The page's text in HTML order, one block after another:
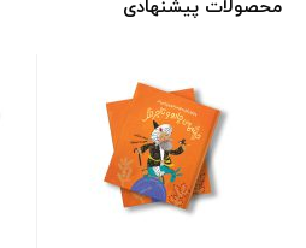
محصولات پیشنهادی